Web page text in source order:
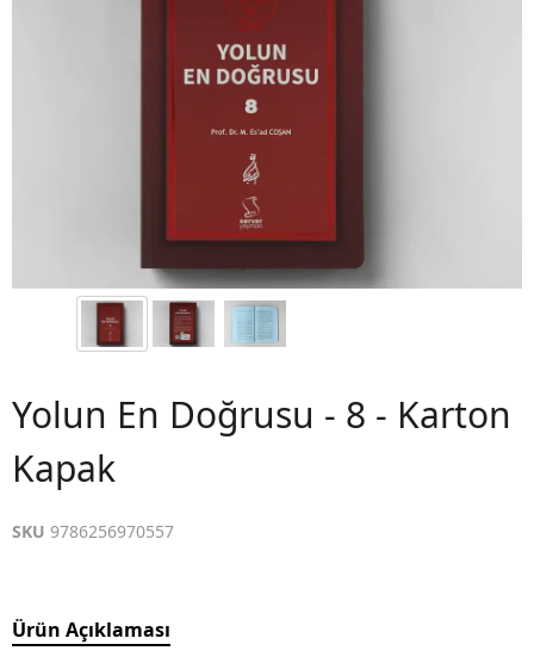
Yolun En Doğrusu - 8 - Karton
Kapak
SKU 9786256970557
Ürün Açıklaması